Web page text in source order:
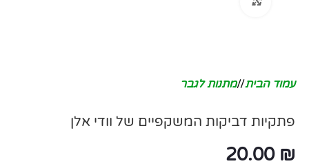
עמוד הבית/ מתנות לגבר
פתקיות דביקות המשקפיים של וודי אלן
20.00 ₪